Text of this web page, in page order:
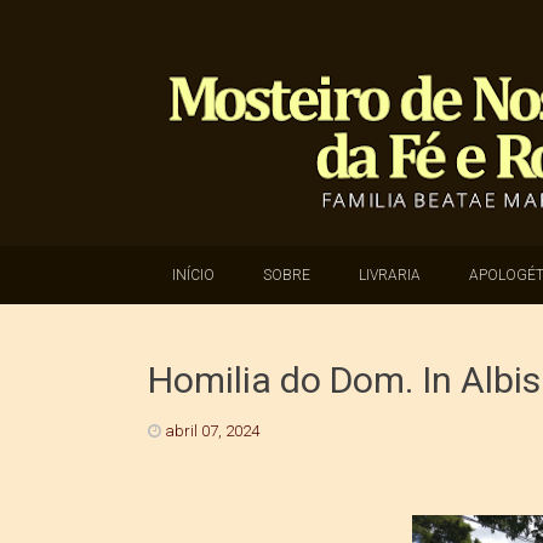
SKIP TO CONTENT
INÍCIO SOBRE LIVRARIA
Homilia do Dom. In Albis
abril 07, 2024